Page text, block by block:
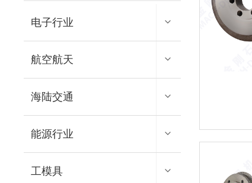
电子行业
切磨抛系列产品
切磨抛配套用产品
装备类产品
材料类产品
航空航天
磨具类产品
刀具类产品
材料类产品
海陆交通
磨具类产品
刀具类产品
能源行业
钻探用复合片
工模具